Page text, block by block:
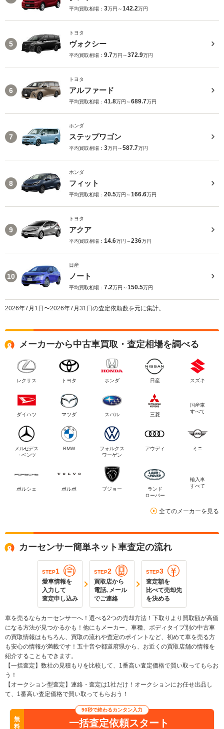
平均買取相場： 3万円～142.2万円
5
トヨタ
ヴォクシー
平均買取相場： 9.7万円～372.9万円
6
トヨタ
アルファード
平均買取相場： 41.8万円～689.7万円
7
ホンダ
ステップワゴン
平均買取相場： 3万円～587.7万円
8
ホンダ
フィット
平均買取相場： 20.5万円～166.6万円
9
トヨタ
アクア
平均買取相場： 14.6万円～236万円
10
日産
ノート
平均買取相場： 7.2万円～150.5万円
2026年7月1日〜2026年7月31日の査定依頼数を元に集計。
メーカーから中古車買取・査定相場を調べる
レクサス トヨタ ホンダ 日産 スズキ
ダイハツ マツダ スバル 三菱
国産車
すべて
メルセデス
・ベンツ
BMW
フォルクス
ワーゲン
アウディ ミニ
ポルシェ ボルボ プジョー
ランド
ローバー
輸入車
すべて
全てのメーカーを見る
カーセンサー簡単ネット車査定の流れ
STEP1
愛車情報を
入力して
査定申し込み
STEP2
買取店から
電話､メール
でご連絡
STEP3
査定額を
比べて売却先
を決める
車を売るならカーセンサーへ！選べる2つの売却方法！下取りより買取額が高価
になる方法が見つかるかも！他にもメーカー、車種、ボディタイプ別の中古車
の買取情報はもちろん、買取の流れや査定のポイントなど、初めて車を売る方
も安心の情報が満載です！五十音や都道府県から、お近くの買取店舗の情報を
紹介することもできます。
【一括査定】数社の見積もりを比較して、1番高い査定価格で買い取ってもらお
う！
【オークション型査定】連絡・査定は1社だけ！オークションにお任せ出品し
て、1番高い査定価格で買い取ってもらおう！
無
料
90秒で終わるカンタン入力
一括査定依頼スタート